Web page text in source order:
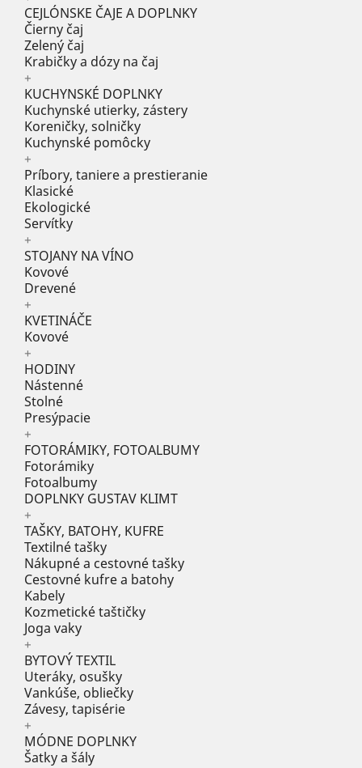
CEJLÓNSKE ČAJE A DOPLNKY
Čierny čaj
Zelený čaj
Krabičky a dózy na čaj
+
KUCHYNSKÉ DOPLNKY
Kuchynské utierky, zástery
Koreničky, solničky
Kuchynské pomôcky
+
Príbory, taniere a prestieranie
Klasické
Ekologické
Servítky
+
STOJANY NA VÍNO
Kovové
Drevené
+
KVETINÁČE
Kovové
+
HODINY
Nástenné
Stolné
Presýpacie
+
FOTORÁMIKY, FOTOALBUMY
Fotorámiky
Fotoalbumy
DOPLNKY GUSTAV KLIMT
+
TAŠKY, BATOHY, KUFRE
Textilné tašky
Nákupné a cestovné tašky
Cestovné kufre a batohy
Kabely
Kozmetické taštičky
Joga vaky
+
BYTOVÝ TEXTIL
Uteráky, osušky
Vankúše, obliečky
Závesy, tapisérie
+
MÓDNE DOPLNKY
Šatky a šály